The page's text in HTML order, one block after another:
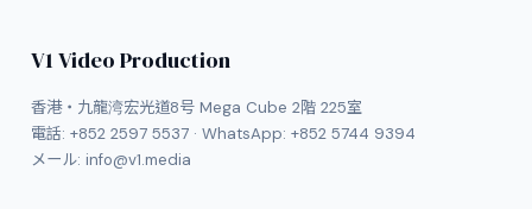
V1 Video Production
香港・九龍湾宏光道8号 Mega Cube 2階 225室
電話: +852 2597 5537· WhatsApp: +852 5744 9394
メール: info@v1.media